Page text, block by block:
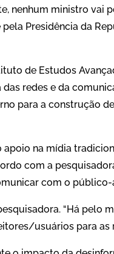
nenhum ministro vai
Presidência da
de Estudos
das redes e da
para a construção
na mídia
com a
com o
“Há pelo
usuários para as